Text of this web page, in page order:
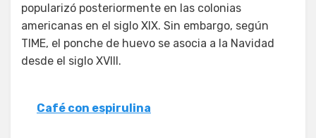
popularizó posteriormente en las colonias
americanas en el siglo XIX. Sin embargo, según
TIME, el ponche de huevo se asocia a la Navidad
desde el siglo XVIII.
Café con espirulina